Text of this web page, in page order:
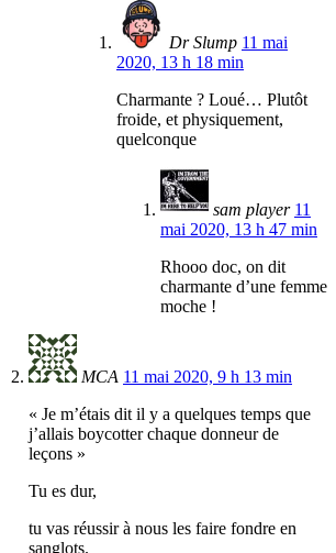
Dr Slump 11 mai
2020, 13 h 18 min
Charmante ? Loué… Plutôt
froide, et physiquement,
quelconque
sam player 11
mai 2020, 13 h 47 min
Rhooo doc, on dit
charmante d’une femme
moche !
MCA 11 mai 2020, 9 h 13 min
« Je m’étais dit il y a quelques temps que
j’allais boycotter chaque donneur de
leçons »
Tu es dur,
tu vas réussir à nous les faire fondre en
sanglots.